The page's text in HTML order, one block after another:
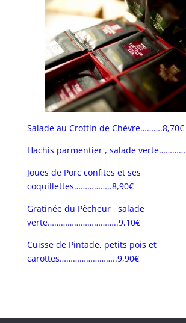
Salade au Crottin de Chèvre……….8,70€
Hachis parmentier , salade
Joues de Porc confites et ses
coquillettes……………..8,90€
Gratinée du Pêcheur , salade
verte…………………………..9,10€
Cuisse de Pintade, petits pois et
carottes……………………..9,90€